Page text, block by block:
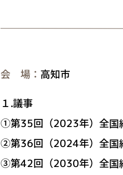
会 場： 高知市
１.議事
①第35回（2023年）全国
②第36回（2024年）全国
③第42回（2030年）全国